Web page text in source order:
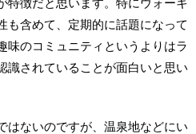
も含めて、定期的に話題になって
味のコミュニティというよりはラ
識されていることが面白いと思い
はないのですが、温泉地などにい